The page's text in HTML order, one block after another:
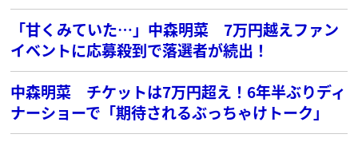
「甘くみていた…」中森明菜 7万円越えファン
イベントに応募殺到で落選者が続出！
中森明菜 チケットは7万円超え！6年半ぶりディ
ナーショーで「期待されるぶっちゃけトーク」